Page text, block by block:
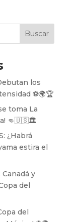
Buscar
los
⚽️🌍🏆
toma La
👊🇺🇸🏛️
¿Habrá
estira el
Canadá y
del
del